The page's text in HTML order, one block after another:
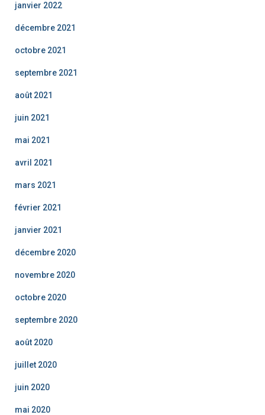
janvier 2022
décembre 2021
octobre 2021
septembre 2021
août 2021
juin 2021
mai 2021
avril 2021
mars 2021
février 2021
janvier 2021
décembre 2020
novembre 2020
octobre 2020
septembre 2020
août 2020
juillet 2020
juin 2020
mai 2020